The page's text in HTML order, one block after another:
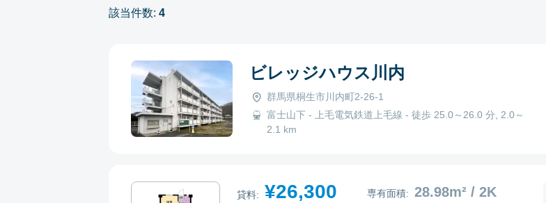
該当件数: 4
ビレッジハウス川内
群馬県桐生市川内町2-26-1
富士山下 - 上毛電気鉄道上毛線 - 徒歩 25.0～26.0 分, 2.0～
2.1 km
貸料: ¥26,300 専有面積: 28.98m² / 2K